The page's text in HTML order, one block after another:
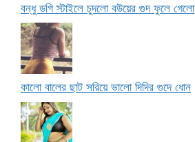
বন্ধু ডগি স্টাইলে চুদলো বউয়ের গুদ ফুলে গেলো
কালো বালের ছাট সরিয়ে ভালো দিদির গুদে ধোন